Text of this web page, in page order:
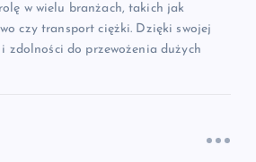
w wielu branżach, takich jak
czy transport ciężki. Dzięki swojej
zdolności do przewożenia dużych